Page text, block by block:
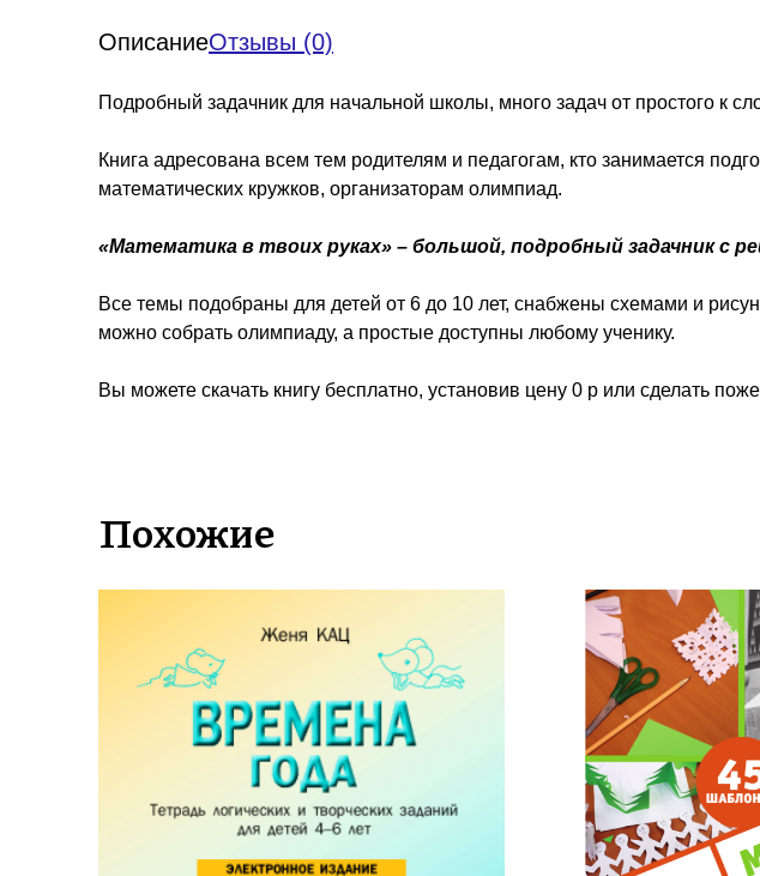
ОписаниеОтзывы (0)
Подробный задачник для начальной школы, много задач от простого к
Книга адресована всем тем родителям и педагогам, кто занимается
математических кружков, организаторам олимпиад.
«Математика в твоих руках» – большой, подробный задачник с
Все темы подобраны для детей от 6 до 10 лет, снабжены схемами и
можно собрать олимпиаду, а простые доступны любому ученику.
Вы можете скачать книгу бесплатно, установив цену 0 р или сделать
Похожие